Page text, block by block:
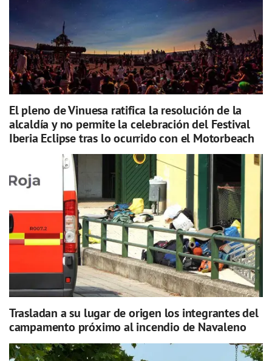
El pleno de Vinuesa ratifica la resolución de la
alcaldía y no permite la celebración del Festival
Iberia Eclipse tras lo ocurrido con el Motorbeach
Trasladan a su lugar de origen los integrantes del
campamento próximo al incendio de Navaleno